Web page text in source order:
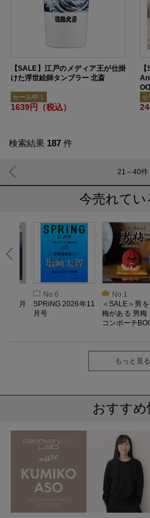
【SALE】江戸のメディア王が仕掛
けた浮世絵師タンブラー 北斎
セール中！
1639円（税込）
セ
検索結果 187 件
21～40件
今売れてい
年10月
No.6
SPRiNG 2026年11
月号
No.1
＜SALE＞男を
梅がある 男梅
コンポーチ
もっと見る
おすすめ